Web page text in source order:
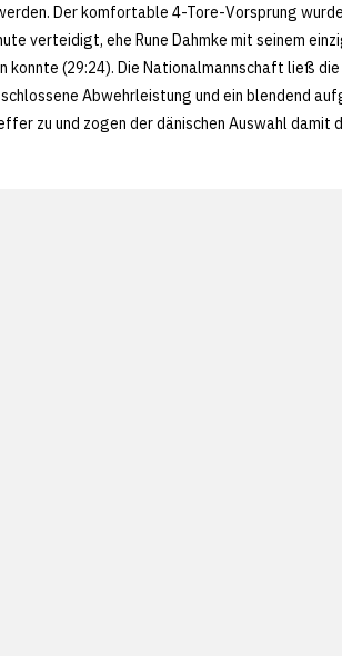
Der komfortable 4-Tore-Vorsprung
verteidigt, ehe Rune Dahmke mit seinem
(29:24). Die Nationalmannschaft ließ die
Abwehrleistung und ein blendend
zu und zogen der dänischen Auswahl damit